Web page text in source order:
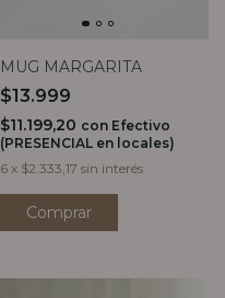
MUG MARGARITA
$13.999
$11.199,20 con Efectivo
(PRESENCIAL en locales)
6 x $2.333,17 sin interés